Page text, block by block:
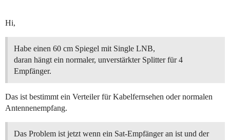
Hi,
Habe einen 60 cm Spiegel mit Single LNB,
daran hängt ein normaler, unverstärkter Splitter für 4
Empfänger.
Das ist bestimmt ein Verteiler für Kabelfernsehen oder normalen
Antennenempfang.
Das Problem ist jetzt wenn ein Sat-Empfänger an ist und der